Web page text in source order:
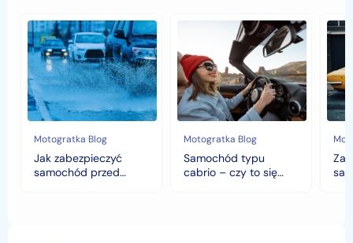
Jak
zabezpieczyć
samochód
przed
jesiennymi
chłodami
i
deszczem?
Motogratka Blog
Jak zabezpieczyć
samochód przed
Samochód
cabrio
–
czy
to
się
opłaca
w
polskim
klimacie?
Motogratka Blog
Samochód typu
cabrio – czy to się
czyli